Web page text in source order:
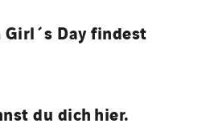
Day findest
du dich hier.